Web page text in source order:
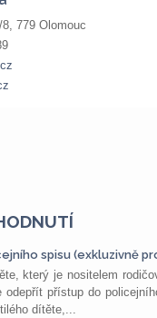
spisu (exkluzivně
který je nositelem
odepřít přístup do
dítěte,...